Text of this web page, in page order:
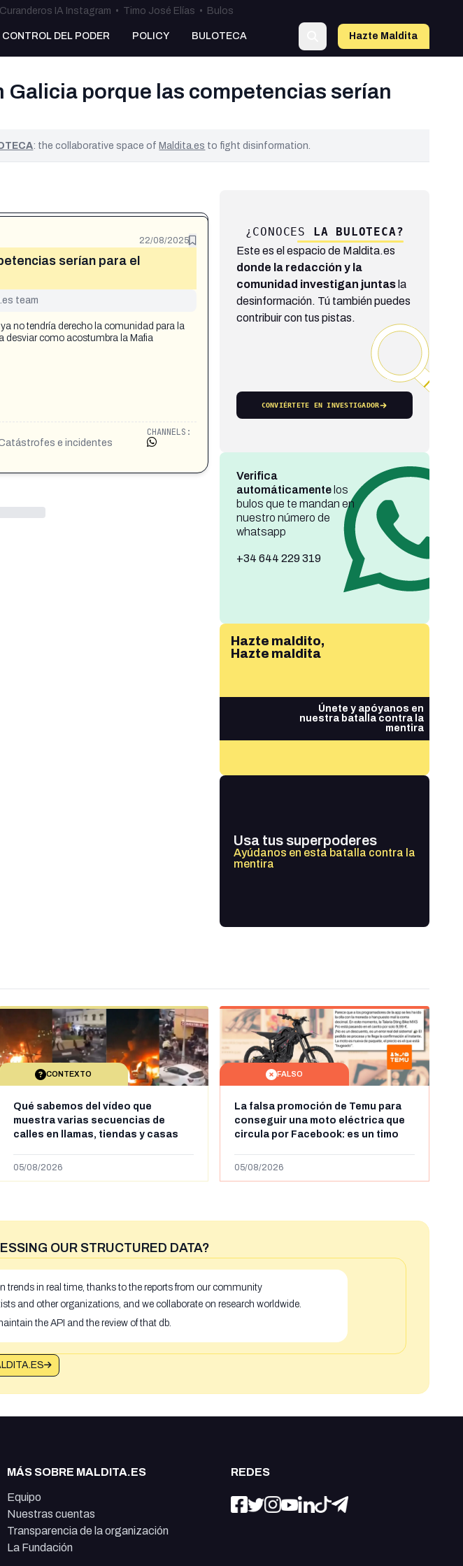
Curanderos IA Instagram • Timo José Elías • Bulos
CONTROL DEL PODER POLICY BULOTECA Hazte Maldita
Galicia porque las competencias serían
: the collaborative space ofMaldita.es to fight disinformation.
22/08/2025
serían para el
team
ya no tendría derecho la comunidad para la
desviar como acostumbra la Mafia
e incidentes
CHANNELS:
¿CONOCES LA BULOTECA?
Este es el espacio de Maldita.es
donde la redacción y la
comunidad investigan juntasla
desinformación. Tú también puedes
contribuir con tus pistas.
CONVIÉRTETE EN INVESTIGADOR
Verifica
automáticamentelos
bulos que te mandan en
nuestro número de
whatsapp
+34 644 229 319
Hazte maldito,
Hazte maldita
Únete y apóyanos en
nuestra batalla contra la
mentira
Usa tus superpoderes
Ayúdanos en esta batalla contra la
mentira
CONTEXTO
Qué sabemos del vídeo que
muestra varias secuencias de
calles en llamas, tiendas y casas
supuestamente en España tras la
05/08/2026
FALSO
La falsa promoción de Temu para
conseguir una moto eléctrica que
circula por Facebook: es un timo
05/08/2026
OUR STRUCTURED DATA?
in real time, thanks to the reports from our community
and other organizations, and we collaborate on research worldwide.
the API and the review of that db.
MÁS SOBRE MALDITA.ES
Equipo
Nuestras cuentas
Transparencia de la organización
La Fundación
REDES